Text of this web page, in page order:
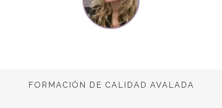
FORMACIÓN DE CALIDAD AVALADA